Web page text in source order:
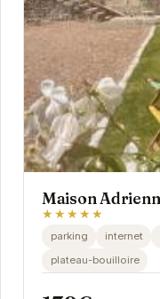
Maison
★★★★★
parking internet
plateau-bouilloire